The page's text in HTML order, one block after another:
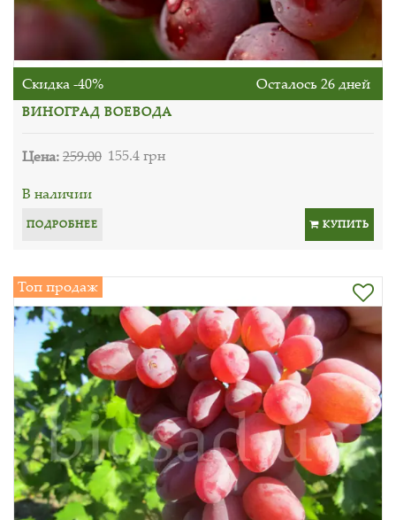
Скидка -40% Осталось 26 дней
ВИНОГРАД ВОЕВОДА
Цена:259.00 155.4 грн
В наличии
ПОДРОБНЕЕ КУПИТЬ
Топ продаж